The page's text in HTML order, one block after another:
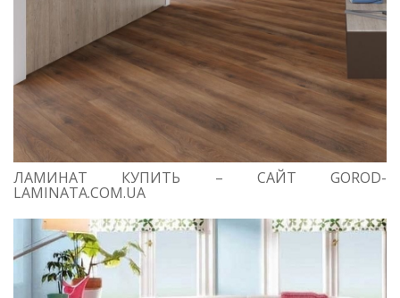
ЛАМИНАТ КУПИТЬ – САЙТ GOROD-
LAMINATA.COM.UA